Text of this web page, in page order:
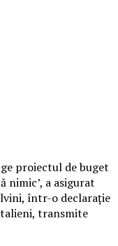
proiectul de buget
nimic’, a asigurat
într-o declaraţie
transmite